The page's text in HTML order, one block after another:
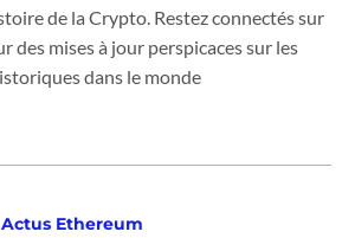
de la Crypto. Restez connectés sur
des mises à jour perspicaces sur les
dans le monde
Actus Ethereum